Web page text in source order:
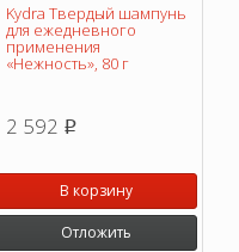
Kydra Твердый шампунь
для ежедневного
применения
«Нежность», 80 г
2 592 p
В корзину
Отложить